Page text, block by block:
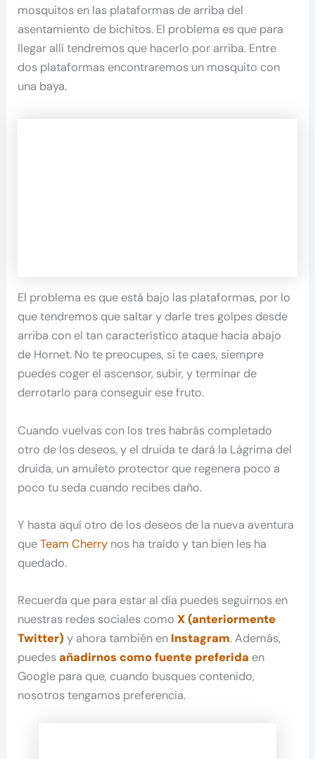
mosquitos en las plataformas de arriba del
asentamiento de bichitos. El problema es que para
llegar allí tendremos que hacerlo por arriba. Entre
dos plataformas encontraremos un mosquito con
una baya.
El problema es que está bajo las plataformas, por lo
que tendremos que saltar y darle tres golpes desde
arriba con el tan característico ataque hacia abajo
de Hornet. No te preocupes, si te caes, siempre
puedes coger el ascensor, subir, y terminar de
derrotarlo para conseguir ese fruto.
Cuando vuelvas con los tres habrás completado
otro de los deseos, y el druida te dará la Lágrima del
druida, un amuleto protector que regenera poco a
poco tu seda cuando recibes daño.
Y hasta aquí otro de los deseos de la nueva aventura
queTeam Cherry nos ha traído y tan bien les ha
quedado.
Recuerda que para estar al día puedes seguirnos en
nuestras redes sociales comoX (anteriormente
Twitter) y ahora también en Instagram. Además,
puedesañadirnos como fuente preferida en
Google para que, cuando busques contenido,
nosotros tengamos preferencia.